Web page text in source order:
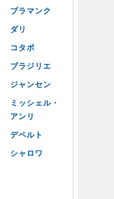
ブラマンク
ダリ
コタボ
ブラジリエ
ジャンセン
ミッシェル・
アンリ
デペルト
シャロワ